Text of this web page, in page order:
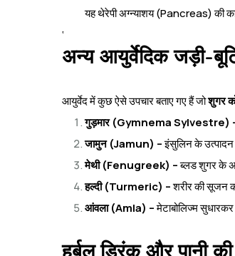
यह थेरेपी अग्न्याशय (Pancreas) की
‘
अन्य आयुर्वेदिक जड़ी-
आयुर्वेद में कुछ ऐसे उपचार बताए गए हैं जोशुगर
गुड़मार (Gymnema Sylvestre)
जामुन (Jamun) –इंसुलिन के उत्पादन
मेथी (Fenugreek) –ब्लड शुगर के
हल्दी (Turmeric) –शरीर की सूजन
आंवला (Amla) –मेटाबोलिज्म